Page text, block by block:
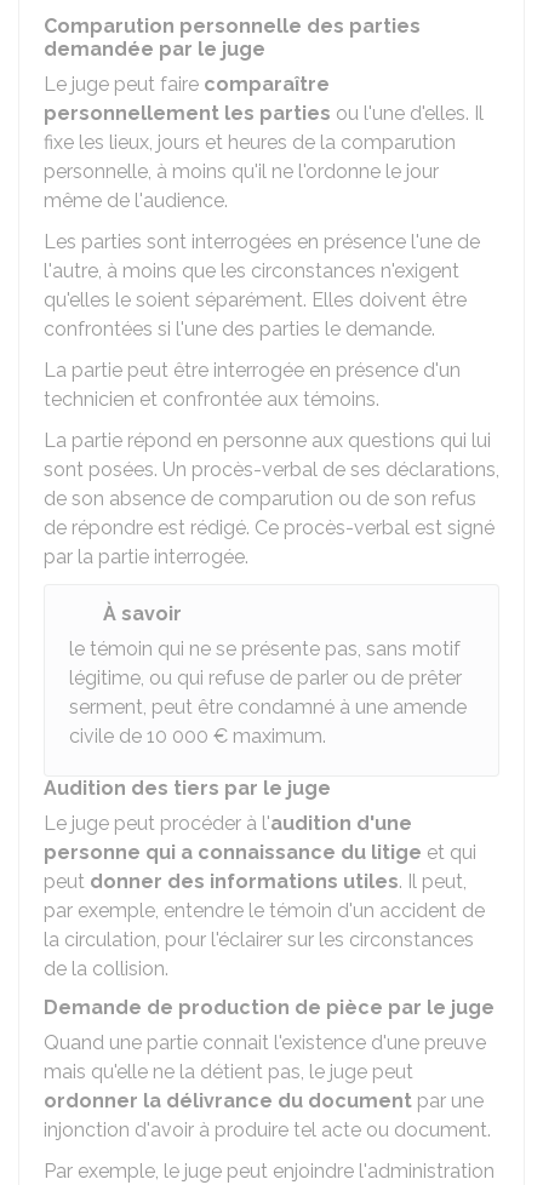
Comparution personnelle des parties
demandée par le juge
Le juge peut faire comparaître
personnellement les parties ou l'une d'elles. Il
fixe les lieux, jours et heures de la comparution
personnelle, à moins qu'il ne l'ordonne le jour
même de l'audience.
Les parties sont interrogées en présence l'une de
l'autre, à moins que les circonstances n'exigent
qu'elles le soient séparément. Elles doivent être
confrontées si l'une des parties le demande.
La partie peut être interrogée en présence d'un
technicien et confrontée aux témoins.
La partie répond en personne aux questions qui lui
sont posées. Un procès-verbal de ses déclarations,
de son absence de comparution ou de son refus
de répondre est rédigé. Ce procès-verbal est signé
par la partie interrogée.
À savoir
le témoin qui ne se présente pas, sans motif
légitime, ou qui refuse de parler ou de prêter
serment, peut être condamné à une amende
civile de 10 000 € maximum.
Audition des tiers par le juge
Le juge peut procéder à l'audition d'une
personne qui a connaissance du litige et qui
peut donner des informations utiles. Il peut,
par exemple, entendre le témoin d'un accident de
la circulation, pour l'éclairer sur les circonstances
de la collision.
Demande de production de pièce par le juge
Quand une partie connait l'existence d'une preuve
mais qu'elle ne la détient pas, le juge peut
ordonner la délivrance du document par une
injonction d'avoir à produire tel acte ou document.
Par exemple, le juge peut enjoindre l'administration